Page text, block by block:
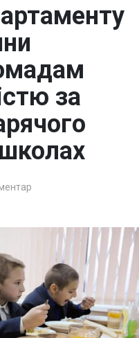
за